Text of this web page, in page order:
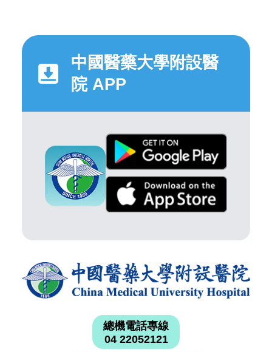
中國醫藥大學附設醫
院 APP
總機電話專線
04 22052121